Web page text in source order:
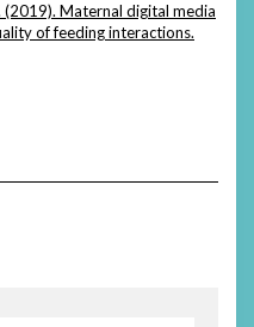
(2019). Maternal digital media
of feeding interactions.